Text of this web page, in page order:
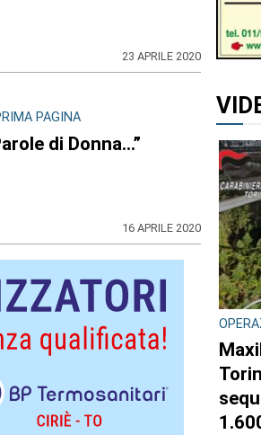
23 APRILE 2020
PAGINA
di Donna…”
16 APRILE 2020